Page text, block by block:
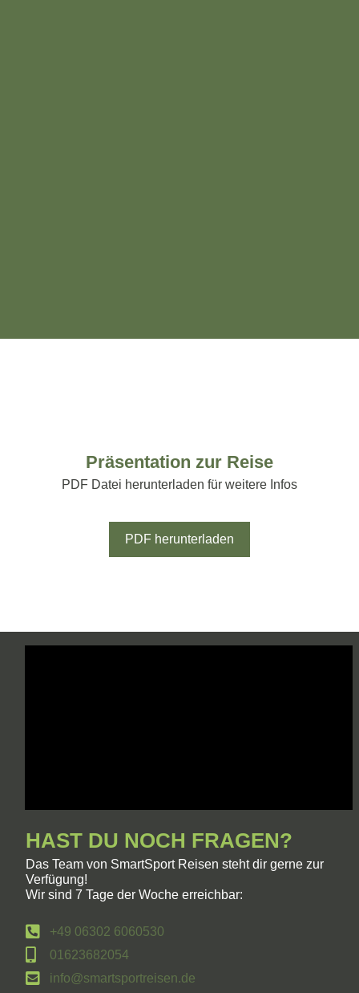
Präsentation zur Reise
PDF Datei herunterladen für weitere Infos
PDF herunterladen
HAST DU NOCH FRAGEN?
Das Team von SmartSport Reisen steht dir gerne zur
Verfügung!
Wir sind 7 Tage der Woche erreichbar:
+49 06302 6060530
01623682054
info@smartsportreisen.de